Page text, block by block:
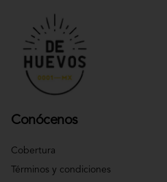
Conócenos
Cobertura
Términos y condiciones